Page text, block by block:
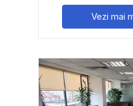
Vezi mai